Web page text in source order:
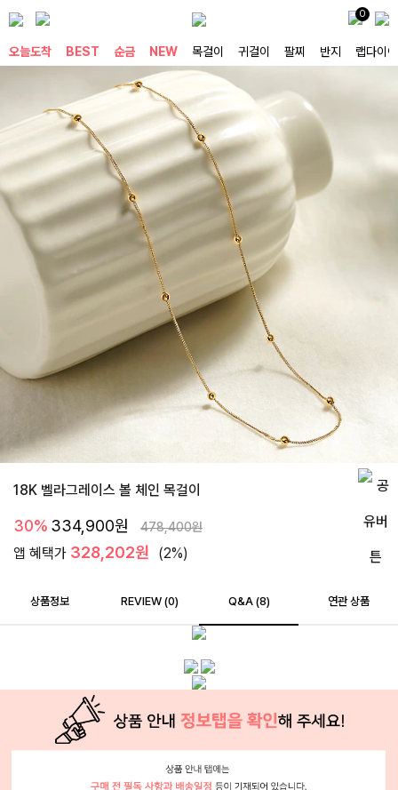
0
오늘도착 BEST 순금 NEW 목걸이 귀걸이 팔찌 반지 랩다이아
18K 벨라그레이스 볼 체인 목걸이
30% 334,900원 478,400원
앱 혜택가 328,202원 (2%)
상품정보 REVIEW (0) Q&A (8) 연관 상품